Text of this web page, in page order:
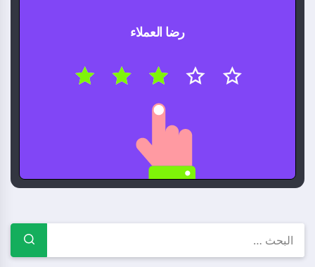
رضا العملاء
قوالب استبيانات مجانية — أمثلة